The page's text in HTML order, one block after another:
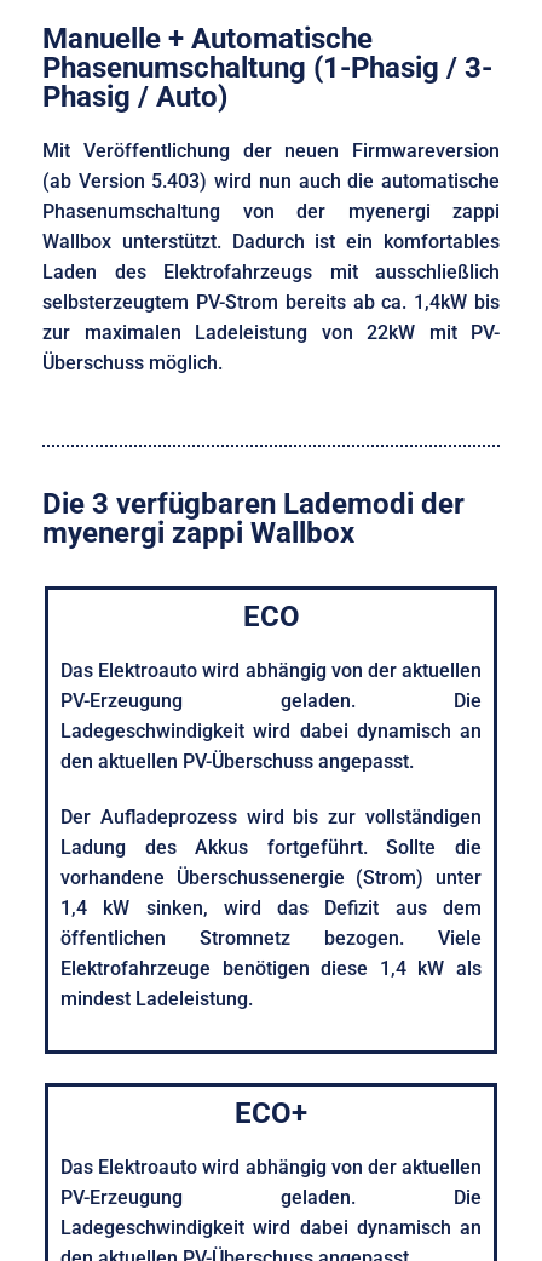
Manuelle + Automatische
Phasenumschaltung (1-Phasig / 3-
Phasig / Auto)
Mit Veröffentlichung der neuen Firmwareversion
(ab Version 5.403) wird nun auch die automatische
Phasenumschaltung von der myenergi zappi
Wallbox unterstützt. Dadurch ist ein komfortables
Laden des Elektrofahrzeugs mit ausschließlich
selbsterzeugtem PV-Strom bereits ab ca. 1,4kW bis
zur maximalen Ladeleistung von 22kW mit PV-
Überschuss möglich.
Die 3 verfügbaren Lademodi der
myenergi zappi Wallbox
ECO
Das Elektroauto wird abhängig von der aktuellen
PV-Erzeugung geladen. Die
Ladegeschwindigkeit wird dabei dynamisch an
den aktuellen PV-Überschuss angepasst.
Der Aufladeprozess wird bis zur vollständigen
Ladung des Akkus fortgeführt. Sollte die
vorhandene Überschussenergie (Strom) unter
1,4 kW sinken, wird das Defizit aus dem
öffentlichen Stromnetz bezogen. Viele
Elektrofahrzeuge benötigen diese 1,4 kW als
mindest Ladeleistung.
ECO+
Das Elektroauto wird abhängig von der aktuellen
PV-Erzeugung geladen. Die
Ladegeschwindigkeit wird dabei dynamisch an